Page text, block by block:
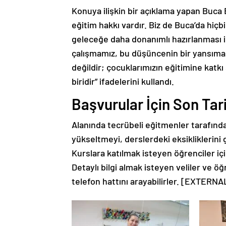
Konuya ilişkin bir açıklama yapan
eğitim hakkı vardır. Biz de Buca’da
geleceğe daha donanımlı
çalışmamız, bu düşüncenin bir
değildir; çocuklarımızın eğitimine
biridir” ifadelerini kullandı.
Başvurular İçin Son
Alanında tecrübeli eğitmenler
yükseltmeyi, derslerdeki eksikliklerini
Kurslara katılmak isteyen öğrenciler
Detaylı bilgi almak isteyen veliler ve
telefon hattını arayabilirler.